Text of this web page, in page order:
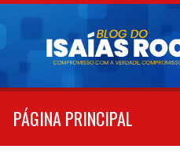
Pular
conteúdo
PÁGINA PRINCIPAL